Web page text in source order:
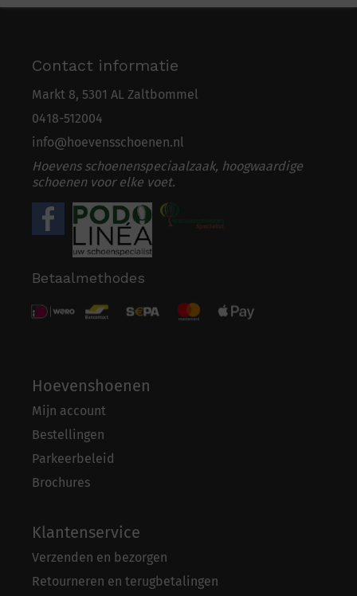
Contact informatie
Markt 8, 5301 AL Zaltbommel
0418-512004
info@hoevensschoenen.nl
Hoevens schoenenspeciaalzaak, hoogwaardige
schoenen voor elke voet.
Betaalmethodes
Hoevenshoenen
Mijn account
Bestellingen
Parkeerbeleid
Brochures
Klantenservice
Verzenden en bezorgen
Retourneren en terugbetalingen